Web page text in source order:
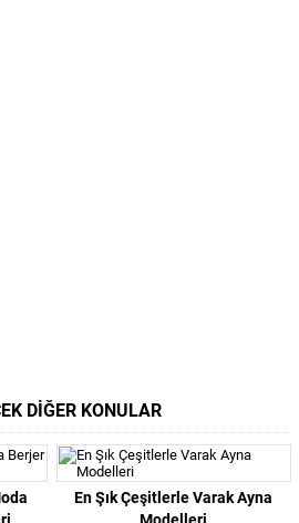
DİĞER KONULAR
En Şık Çeşitlerle Varak Ayna